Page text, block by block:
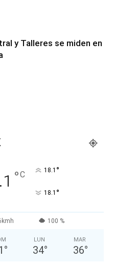
y Talleres se miden en
°C 18.1 °
18.1 °
100 %
°
LUN
34°
MAR
36°